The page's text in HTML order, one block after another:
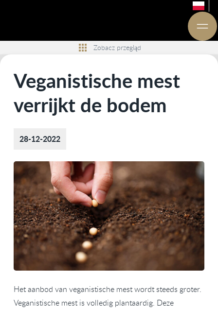
Zobacz przegląd
Veganistische mest
verrijkt de bodem
28-12-2022
Het aanbod van veganistische mest wordt steeds groter.
Veganistische mest is volledig plantaardig. Deze